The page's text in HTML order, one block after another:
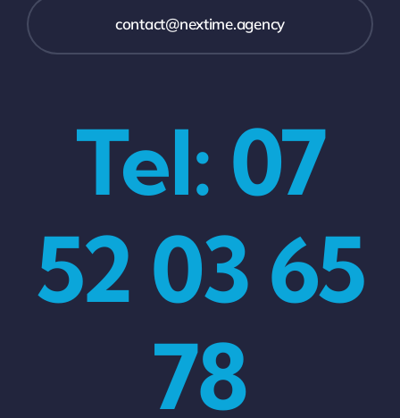
contact@nextime.agency
Tel: 07
52 03 65
78